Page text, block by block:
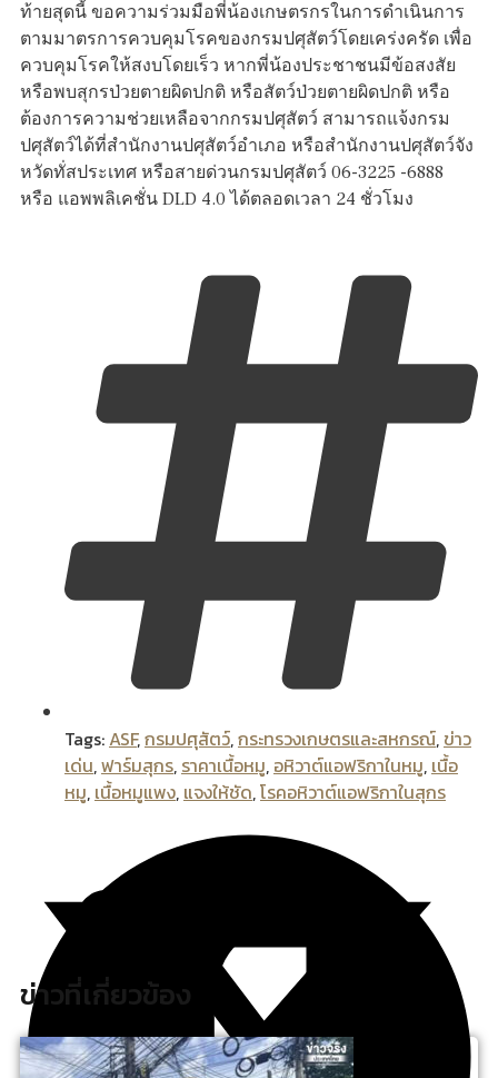
ท้ายสุดนี้ ขอความร่วมมือพี่น้องเกษตรกรในการดำเนินการ
ตามมาตรการควบคุมโรคของกรมปศุสัตว์โดยเคร่งครัด เพื่อ
ควบคุมโรคให้สงบโดยเร็ว หากพี่น้องประชาชนมีข้อสงสัย
หรือพบสุกรป่วยตายผิดปกติ หรือสัตว์ป่วยตายผิดปกติ หรือ
ต้องการความช่วยเหลือจากกรมปศุสัตว์ สามารถแจ้งกรม
ปศุสัตว์ได้ที่สำนักงานปศุสัตว์อำเภอ หรือสำนักงานปศุสัตว์จัง
หวัดทั่สประเทศ หรือสายด่วนกรมปศุสัตว์ 06-3225 -6888
หรือ แอพพลิเคชั่น DLD 4.0 ได้ตลอดเวลา 24 ชั่วโมง
Tags: ASF,กรมปศุสัตว์,กระทรวงเกษตรและสหกรณ์, ข่าว
เด่น,ฟาร์มสุกร, ราคาเนื้อหมู, อหิวาต์แอฟริกาในหมู, เนื้อ
หมู, เนื้อหมูแพง, แจงให้ชัด,โรคอหิวาต์แอฟริกาในสุกร
ข่าวที่เกี่ยวข้อง